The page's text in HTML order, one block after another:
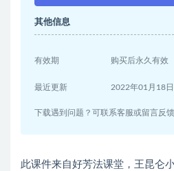
其他信息
有效期 购买后永久有效
最近更新 2022年01月18日
下载遇到问题？可联系客服或留言反馈
此课件来自好芳法课堂，王昆仑